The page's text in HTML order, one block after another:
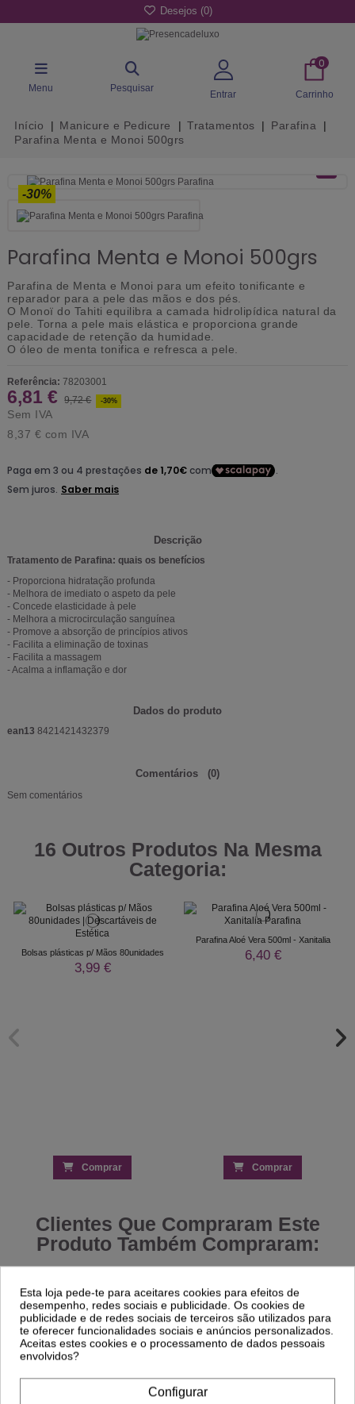
Desejos (0)
Menu Pesquisar
Entrar
0
Carrinho
Início Manicure e Pedicure Tratamentos
Parafina
Parafina Menta e Monoi 500grs
-30%
Parafina Menta e Monoi 500grs
Parafina de Menta e Monoi para um efeito tonificante e
reparador para a pele das mãos e dos pés.
O Monoï do Tahiti equilibra a camada hidrolipídica natural da
pele. Torna a pele mais elástica e proporciona grande
capacidade de retenção da humidade.
O óleo de menta tonifica e refresca a pele.
Referência: 78203001
6,81 € 9,72 € -30%
Sem IVA
8,37 € com IVA
Descrição
Tratamento de Parafina: quais os benefícios
- Proporciona hidratação profunda
- Melhora de imediato o aspeto da pele
- Concede elasticidade à pele
- Melhora a microcirculação sanguínea
- Promove a absorção de princípios ativos
- Facilita a eliminação de toxinas
- Facilita a massagem
- Acalma a inflamação e dor
Dados do produto
ean13 8421421432379
Comentários (0)
Sem comentários
16 Outros Produtos Na Mesma
Categoria:
Bolsas plásticas p/ Mãos 80unidades
3,99 €
Comprar
Parafina Aloé Vera 500ml - Xanitalia
6,40 €
Comprar
Clientes Que Compraram Este
Produto Também Compraram:
-26%
Alicate Unhas 10cm - Baruffaldi
5,01 €6,76 €
-30%
Aquecedor Parafina Profissional 3Kg da
Ricki Parodi
38,88 €55,53 €
Esta loja pede-te para aceitares cookies para efeitos de
desempenho, redes sociais e publicidade. Os cookies de
publicidade e de redes sociais de terceiros são utilizados para
te oferecer funcionalidades sociais e anúncios personalizados.
Aceitas estes cookies e o processamento de dados pessoais
envolvidos?
Configurar